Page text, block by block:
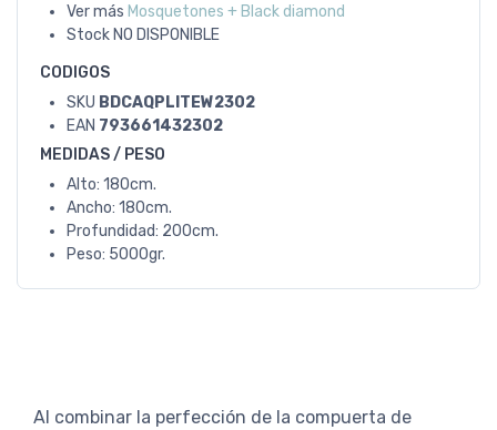
Ver más Mosquetones + Black diamond
Stock NO DISPONIBLE
CODIGOS
SKU BDCAQPLITEW2302
EAN 793661432302
MEDIDAS / PESO
Alto: 180cm.
Ancho: 180cm.
Profundidad: 200cm.
Peso: 5000gr.
Al combinar la perfección de la compuerta de